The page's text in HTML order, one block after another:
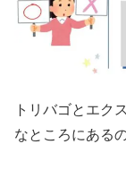
トリバゴとエク
なところにある